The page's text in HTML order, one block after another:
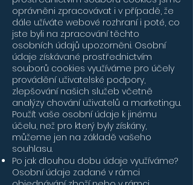
oprávněni zpracovávat i v případě, že
dále užíváte webové rozhraní i poté, co
jste byli na zpracování těchto
osobních údajů upozorněni. Osobní
údaje získávané prostřednictvím
souborů cookies využíváme pro účely
provádění uživatelské podpory,
zlepšování našich služeb včetně
analýzy chování uživatelů a marketingu.
Použít vaše osobní údaje k jinému
účelu, než pro který byly získány,
můžeme jen na základě vašeho
souhlasu.
Po jak dlouhou dobu údaje využíváme?
Osobní údaje zadané v rámci